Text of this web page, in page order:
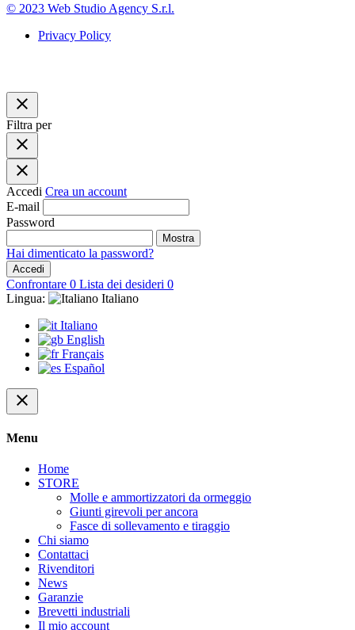
© 2023 Web Studio Agency S.r.l.
Privacy Policy
close
Filtra per
close
close
Accedi Crea un account
E-mail
Password
Mostra
Hai dimenticato la password?
Accedi
Confrontare 0 Lista dei desideri 0
Lingua:
Italiano
Italiano
English
Français
Español
close
Menu
Home
STORE
Molle e ammortizzatori da ormeggio
Giunti girevoli per ancora
Fasce di sollevamento e tiraggio
Chi siamo
Contattaci
Rivenditori
News
Garanzie
Brevetti industriali
Il mio account